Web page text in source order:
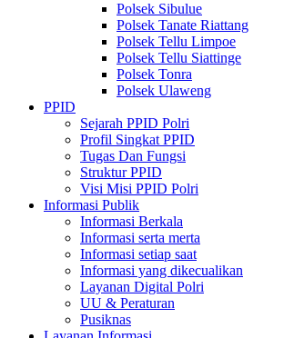
Polsek Sibulue
Polsek Tanate Riattang
Polsek Tellu Limpoe
Polsek Tellu Siattinge
Polsek Tonra
Polsek Ulaweng
PPID
Sejarah PPID Polri
Profil Singkat PPID
Tugas Dan Fungsi
Struktur PPID
Visi Misi PPID Polri
Informasi Publik
Informasi Berkala
Informasi serta merta
Informasi setiap saat
Informasi yang dikecualikan
Layanan Digital Polri
UU & Peraturan
Pusiknas